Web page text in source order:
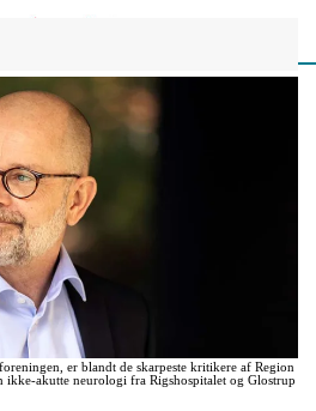
er blandt de skarpeste kritikere af Region
ikke-akutte neurologi fra Rigshospitalet og Glostrup